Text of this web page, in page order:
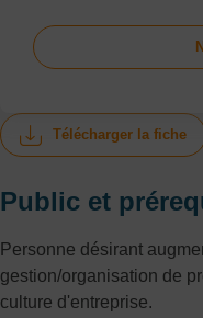
Télécharger la fiche
Public et
Personne désirant
gestion/organisation de
culture d'entreprise.